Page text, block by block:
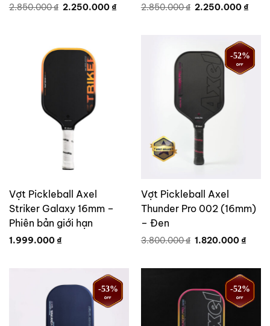
2.850.000₫ Giá
2.250.000₫Giá 2.850.000₫ Giá
2.250.000₫Giá
Vợt Pickleball Axel
Striker Galaxy 16mm –
Phiên bản giới hạn
1.999.000₫
-52%
Vợt Pickleball Axel
Thunder Pro 002 (16mm)
– Đen
3.800.000₫ Giá
1.820.000₫Giá
-53% -52%